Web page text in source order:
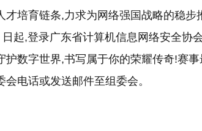
才培育链条,力求为网络强国战略的稳步
日起,登录广东省计算机信息网络安全协
护数字世界,书写属于你的荣耀传奇!赛
会电话或发送邮件至组委会。